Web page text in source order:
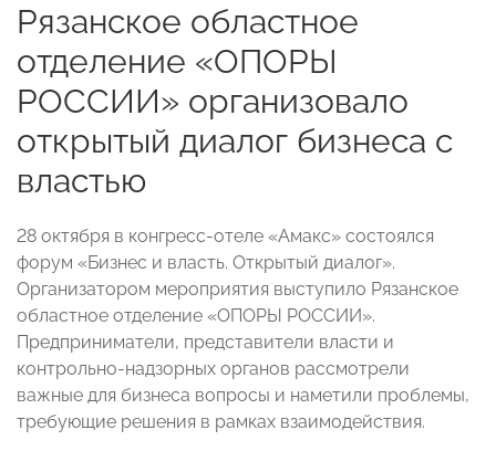
Рязанское областное
отделение «ОПОРЫ
РОССИИ» организовало
открытый диалог бизнеса с
властью
28 октября в конгресс-отеле «Амакс» состоялся
форум «Бизнес и власть. Открытый диалог».
Организатором мероприятия выступило Рязанское
областное отделение «ОПОРЫ РОССИИ».
Предприниматели, представители власти и
контрольно-надзорных органов рассмотрели
важные для бизнеса вопросы и наметили проблемы,
требующие решения в рамках взаимодействия.